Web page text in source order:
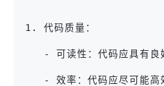
1. 代码质量：
- 可读性：代码应具有良
- 效率：代码应尽可能高